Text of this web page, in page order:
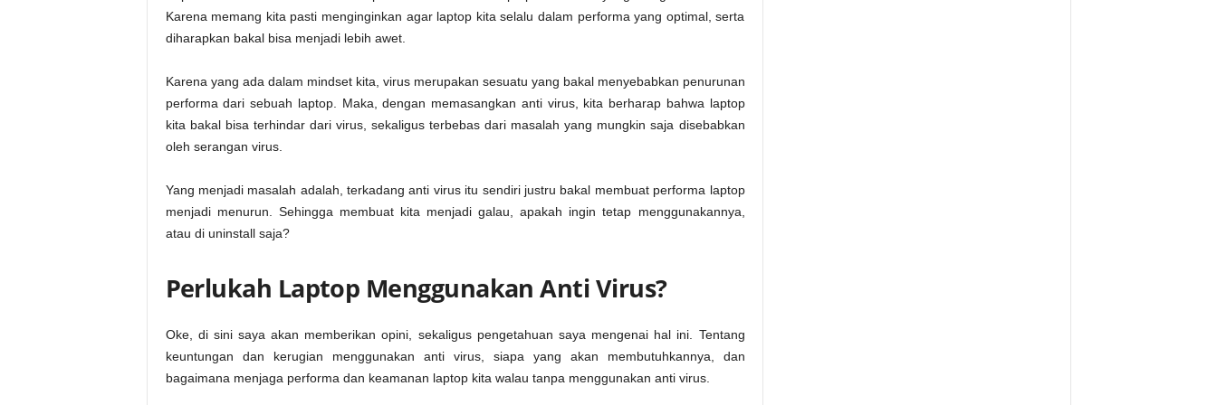
Karena memang kita pasti menginginkan agar laptop kita selalu dalam performa yang optimal, serta
diharapkan bakal bisa menjadi lebih awet.
Karena yang ada dalam mindset kita, virus merupakan sesuatu yang bakal menyebabkan penurunan
performa dari sebuah laptop. Maka, dengan memasangkan anti virus, kita berharap bahwa laptop
kita bakal bisa terhindar dari virus, sekaligus terbebas dari masalah yang mungkin saja disebabkan
oleh serangan virus.
Yang menjadi masalah adalah, terkadang anti virus itu sendiri justru bakal membuat performa laptop
menjadi menurun. Sehingga membuat kita menjadi galau, apakah ingin tetap menggunakannya,
atau di uninstall saja?
Perlukah Laptop Menggunakan Anti Virus?
Oke, di sini saya akan memberikan opini, sekaligus pengetahuan saya mengenai hal ini. Tentang
keuntungan dan kerugian menggunakan anti virus, siapa yang akan membutuhkannya, dan
bagaimana menjaga performa dan keamanan laptop kita walau tanpa menggunakan anti virus.